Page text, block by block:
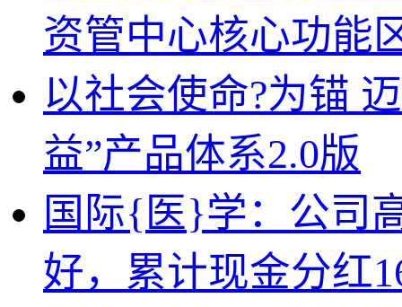
资管中心核心功能
以社会使命?为锚
益”产品体系2.0版
国际{医}学：公司
好，累计现金分红